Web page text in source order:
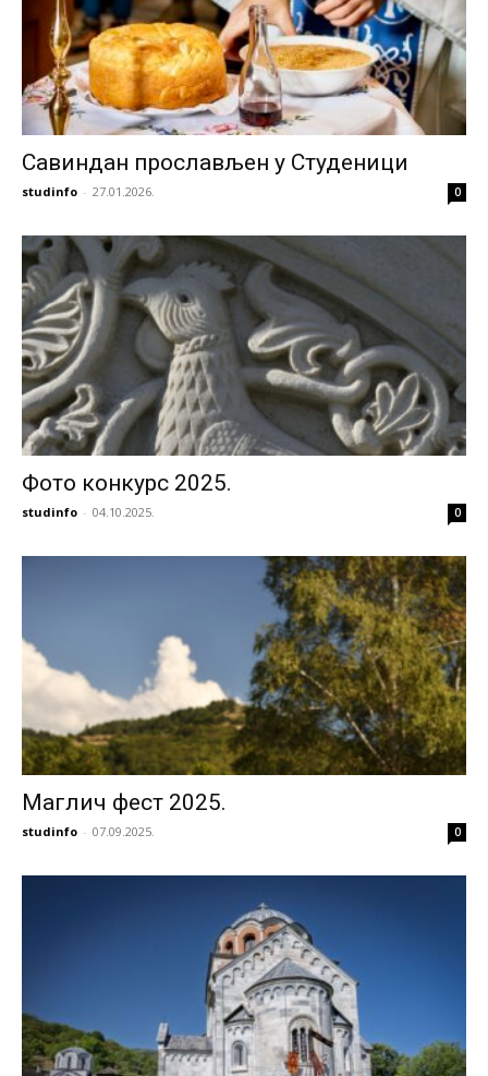
Савиндан прослављен у Студеници
studinfo - 27.01.2026. 0
Фото конкурс 2025.
studinfo - 04.10.2025. 0
Маглич фест 2025.
studinfo - 07.09.2025. 0